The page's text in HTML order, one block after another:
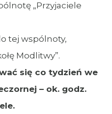
„Przyjaciele
tej wspólnoty,
Modlitwy”.
się co tydzień we
– ok. godz.